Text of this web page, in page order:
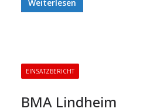
Weiterlesen
EINSATZBERICHT
BMA Lindheim